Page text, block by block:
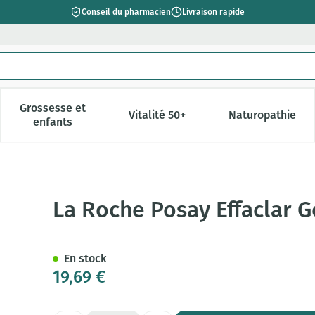
Conseil du pharmacien Livraison rapide
Beauté, soins et hygiène
menu pour la catégorie Régime, alimentation &
Grossesse et
enfantsAfficher le sous-menu pour la catégorie Grossesse
Vitalité 50+Afficher le sous-menu pour la
Naturopathie
Afficher le
Purifiant 200ml
La Roche Posay Effaclar
19,69 €
En stock